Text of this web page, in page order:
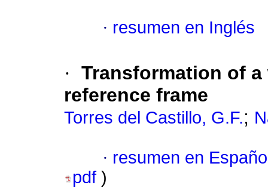
· resumen en Inglés
· Transformation of
reference frame
Torres del Castillo, G.F.;
· resumen en
pdf )